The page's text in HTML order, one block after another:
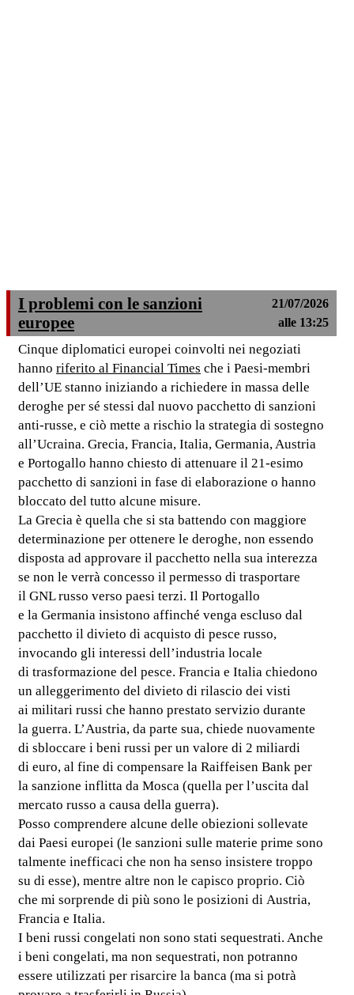
I problemi con le sanzioni
europee
21/07/2026
alle 13:25
Cinque diplomatici europei coinvolti nei negoziati
hanno riferito al Financial Times che i Paesi-membri
dell’UE stanno iniziando a richiedere in massa delle
deroghe per sé stessi dal nuovo pacchetto di sanzioni
anti-russe, e ciò mette a rischio la strategia di sostegno
all’Ucraina. Grecia, Francia, Italia, Germania, Austria
e Portogallo hanno chiesto di attenuare il 21-esimo
pacchetto di sanzioni in fase di elaborazione o hanno
bloccato del tutto alcune misure.
La Grecia è quella che si sta battendo con maggiore
determinazione per ottenere le deroghe, non essendo
disposta ad approvare il pacchetto nella sua interezza
se non le verrà concesso il permesso di trasportare
il GNL russo verso paesi terzi. Il Portogallo
e la Germania insistono affinché venga escluso dal
pacchetto il divieto di acquisto di pesce russo,
invocando gli interessi dell’industria locale
di trasformazione del pesce. Francia e Italia chiedono
un alleggerimento del divieto di rilascio dei visti
ai militari russi che hanno prestato servizio durante
la guerra. L’Austria, da parte sua, chiede nuovamente
di sbloccare i beni russi per un valore di 2 miliardi
di euro, al fine di compensare la Raiffeisen Bank per
la sanzione inflitta da Mosca (quella per l’uscita dal
mercato russo a causa della guerra).
Posso comprendere alcune delle obiezioni sollevate
dai Paesi europei (le sanzioni sulle materie prime sono
talmente inefficaci che non ha senso insistere troppo
su di esse), mentre altre non le capisco proprio. Ciò
che mi sorprende di più sono le posizioni di Austria,
Francia e Italia.
I beni russi congelati non sono stati sequestrati. Anche
i beni congelati, ma non sequestrati, non potranno
essere utilizzati per risarcire la banca (ma si potrà